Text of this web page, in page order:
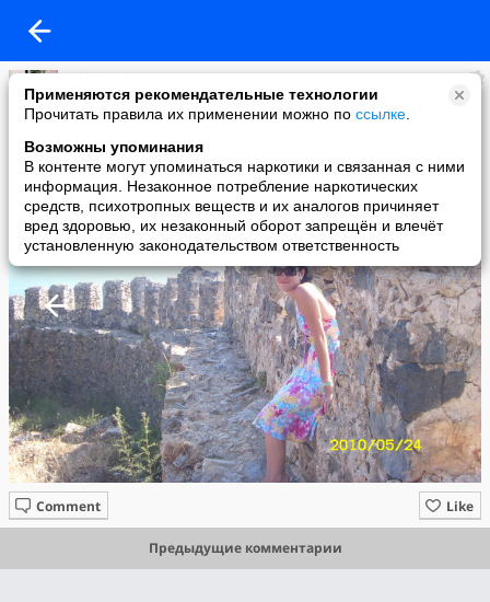
Применяются рекомендательные технологии
Прочитать правила их применении можно по ссылке
Возможны упоминания
В контенте могут упоминаться наркотики и связанная с ними
информация. Незаконное потребление наркотических
средств, психотропных веществ и их аналогов причиняет
вред здоровью, их незаконный оборот запрещён и влечёт
установленную законодательством ответственность
added a photo
28 Jun в 00:31
Like
Comment
Предыдущие комментарии